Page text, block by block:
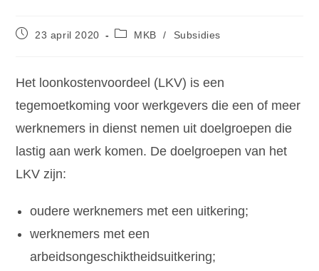
23 april 2020 MKB / Subsidies
Het loonkostenvoordeel (LKV) is een
tegemoetkoming voor werkgevers die een of meer
werknemers in dienst nemen uit doelgroepen die
lastig aan werk komen. De doelgroepen van het
LKV zijn:
oudere werknemers met een uitkering;
werknemers met een
arbeidsongeschiktheidsuitkering;